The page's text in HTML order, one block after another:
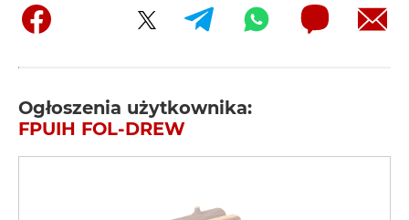
Ogłoszenia użytkownika:
FPUIH FOL-DREW